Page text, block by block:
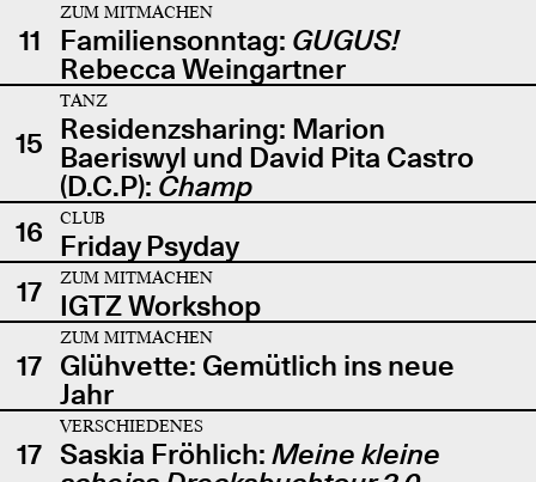
11
ZUM MITMACHEN
Familiensonntag: GUGUS!
Rebecca Weingartner
15
TANZ
Residenzsharing: Marion
Baeriswyl und David Pita Castro
(D.C.P): Champ
16
CLUB
Friday Psyday
17
ZUM MITMACHEN
IGTZ Workshop
17
ZUM MITMACHEN
Glühvette: Gemütlich ins neue
Jahr
17
VERSCHIEDENES
Saskia Fröhlich: Meine kleine